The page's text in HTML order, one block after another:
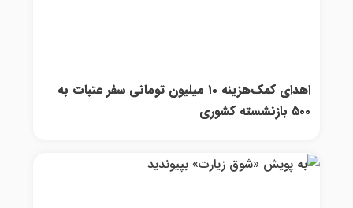
اهدای کمک‌هزینه ۱۰ میلیون تومانی سفر عتبات به
۵۰۰ بازنشسته کشوری